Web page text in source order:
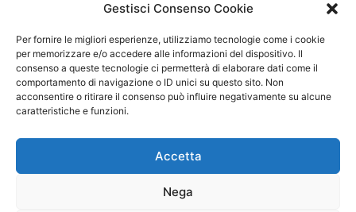
Gestisci Consenso Cookie
Per fornire le migliori esperienze, utilizziamo tecnologie come i cookie
per memorizzare e/o accedere alle informazioni del dispositivo. Il
consenso a queste tecnologie ci permetterà di elaborare dati come il
comportamento di navigazione o ID unici su questo sito. Non
acconsentire o ritirare il consenso può influire negativamente su alcune
caratteristiche e funzioni.
Accetta
Nega
indirettamente, alle Fonti delle notizie segnalate né può essere
ritenuto responsabile ad alcun titolo dei loro contenuti. Si precisa
altresì che le notizie segnalate dall’aggregatore NON sono da
intendersi in alcun modo di proprietà del sito GenSys.it, ad
eccezione degli articoli e dei documenti pubblicati nel blog.